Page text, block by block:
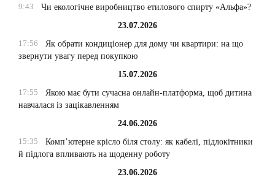
9:43
Чи екологічне виробництво етилового спирту «Альфа»?
23.07.2026
17:56
Як обрати кондиціонер для дому чи квартири: на що
звернути увагу перед покупкою
15.07.2026
17:55
Якою має бути сучасна онлайн-платформа, щоб дитина
навчалася із зацікавленням
24.06.2026
15:35
Комп’ютерне крісло біля столу: як кабелі, підлокітники
й підлога впливають на щоденну роботу
23.06.2026